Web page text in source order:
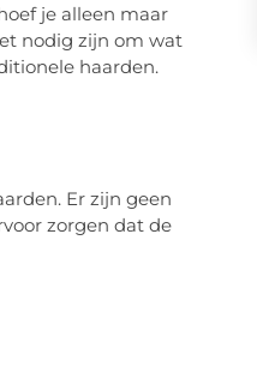
je alleen maar
nodig zijn om wat
haarden.
Er zijn geen
zorgen dat de